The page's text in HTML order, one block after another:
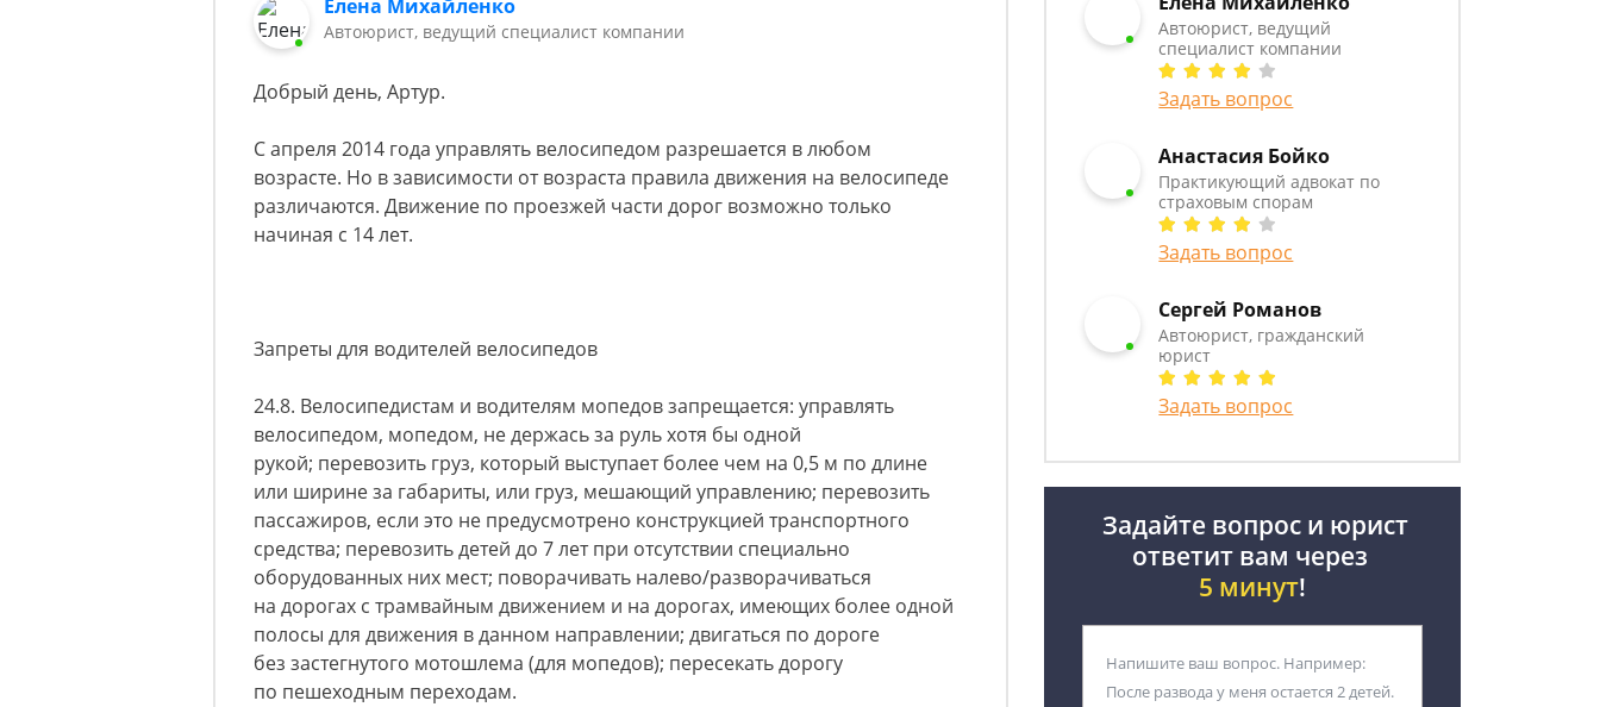
Елена Михайленко
Автоюрист, ведущий специалист компании
Добрый день, Артур.
С апреля 2014 года управлять велосипедом разрешается в любом
возрасте. Но в зависимости от возраста правила движения на велосипеде
различаются. Движение по проезжей части дорог возможно только
начиная с 14 лет.
Запреты для водителей велосипедов
24.8. Велосипедистам и водителям мопедов запрещается: управлять
велосипедом, мопедом, не держась за руль хотя бы одной
рукой; перевозить груз, который выступает более чем на 0,5 м по длине
или ширине за габариты, или груз, мешающий управлению; перевозить
пассажиров, если это не предусмотрено конструкцией транспортного
средства; перевозить детей до 7 лет при отсутствии специально
оборудованных них мест; поворачивать налево/разворачиваться
на дорогах с трамвайным движением и на дорогах, имеющих более одной
полосы для движения в данном направлении; двигаться по дороге
без застегнутого мотошлема (для мопедов); пересекать дорогу
по пешеходным переходам.
Автоюрист, ведущий
специалист компании
Задать вопрос
Анастасия Бойко
Практикующий адвокат по
страховым спорам
Задать вопрос
Сергей Романов
Автоюрист, гражданский
юрист
Задать вопрос
Задайте вопрос и юрист
ответит вам через
5 минут!